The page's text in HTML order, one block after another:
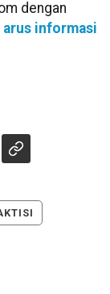
dengan
arus informasi